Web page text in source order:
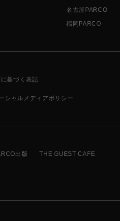
名古屋PARCO
福岡PARCO
基づく表記
シャルメディアポリシー
出版 THE GUEST CAFE